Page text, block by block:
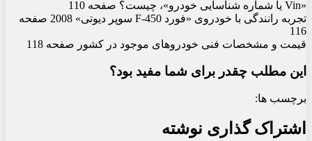
«Vin یا شماره شناسایی خودرو»، چیست؟ صفحه 110
تجربه رانندگی با خودروی «فورد F-450 سوپر دیوتی» 2008 صفحه
116
قیمت و مشخصات فنی خودروهای موجود در کشور صفحه 118
این مطلب چقدر برای شما مفید بود؟
برچسب ها:
اشتراک گذاری نوشته